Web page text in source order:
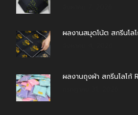
ผลงานสมุดโน้ต สกรีนโล
ผลงานถุงผ้า สกรีนโลโก้